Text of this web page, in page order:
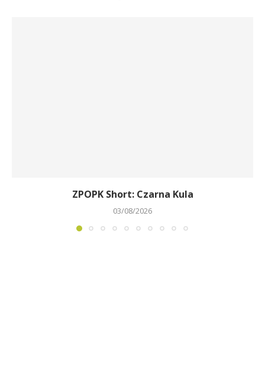
ZPOPK Short: Czarna Kula
03/08/2026